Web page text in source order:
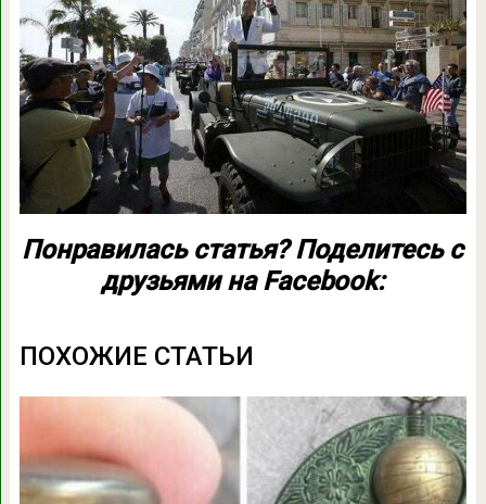
Понравилась статья? Поделитесь с
друзьями на Facebook:
ПОХОЖИЕ СТАТЬИ